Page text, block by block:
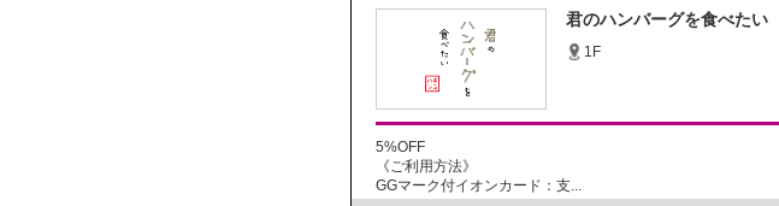
君のハンバーグを食べたい
1F
5%OFF
《ご利用方法》
GGマーク付イオンカード：支...